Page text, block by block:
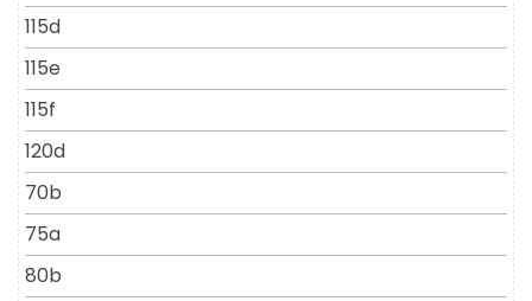
115d
115e
115f
120d
70b
75a
80b